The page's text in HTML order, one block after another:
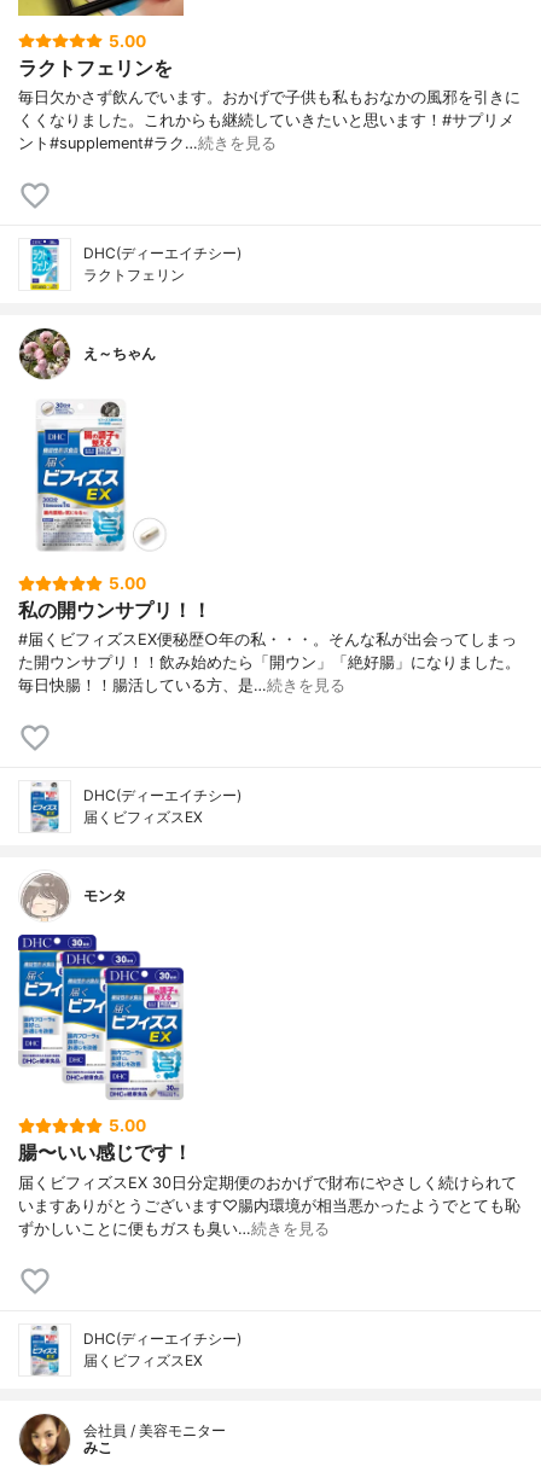
5.00
ラクトフェリンを
毎日欠かさず飲んでいます。おかげで子供も私もおなかの風邪を引きに
くくなりました。これからも継続していきたいと思います！#サプリメ
ント#supplement#ラク…続きを見る
DHC(ディーエイチシー)
ラクトフェリン
え～ちゃん
5.00
私の開ウンサプリ！！
#届くビフィズスEX便秘歴○年の私・・・。そんな私が出会ってしまっ
た開ウンサプリ！！飲み始めたら「開ウン」「絶好腸」になりました。
毎日快腸！！腸活している方、是…続きを見る
DHC(ディーエイチシー)
届くビフィズスEX
モンタ
5.00
腸〜いい感じです！
届くビフィズスEX 30日分定期便のおかげで財布にやさしく続けられて
いますありがとうございます♡腸内環境が相当悪かったようでとても恥
ずかしいことに便もガスも臭い…続きを見る
DHC(ディーエイチシー)
届くビフィズスEX
会社員 / 美容モニター
みこ